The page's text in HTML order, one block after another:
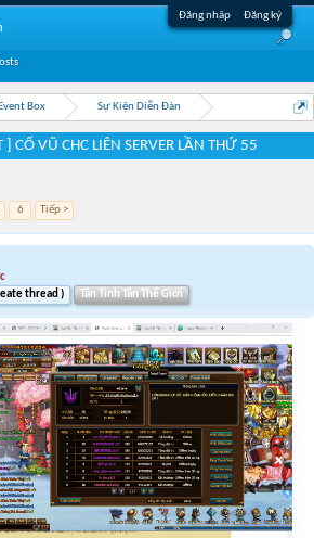
Đăng nhập Đăng ký
Event Box Sự Kiện Diễn Đàn
] CỔ VŨ CHC LIÊN SERVER LẦN THỨ 55
6 Tiếp >
thread )
Tân Tinh Tân Thế Giới